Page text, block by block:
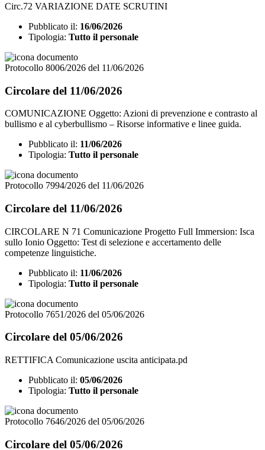
Circ.72 VARIAZIONE DATE SCRUTINI
Pubblicato il: 16/06/2026
Tipologia: Tutto il personale
Protocollo 8006/2026 del 11/06/2026
Circolare del 11/06/2026
COMUNICAZIONE Oggetto: Azioni di prevenzione e contrasto al
bullismo e al cyberbullismo – Risorse informative e linee guida.
Pubblicato il: 11/06/2026
Tipologia: Tutto il personale
Protocollo 7994/2026 del 11/06/2026
Circolare del 11/06/2026
CIRCOLARE N 71 Comunicazione Progetto Full Immersion: Isca
sullo Ionio Oggetto: Test di selezione e accertamento delle
competenze linguistiche.
Pubblicato il: 11/06/2026
Tipologia: Tutto il personale
Protocollo 7651/2026 del 05/06/2026
Circolare del 05/06/2026
RETTIFICA Comunicazione uscita anticipata.pd
Pubblicato il: 05/06/2026
Tipologia: Tutto il personale
Protocollo 7646/2026 del 05/06/2026
Circolare del 05/06/2026